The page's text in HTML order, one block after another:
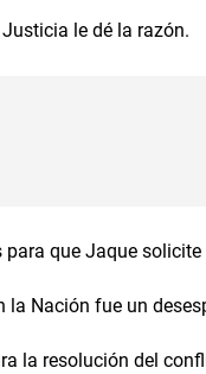
le dé la razón.
que Jaque solicite
Nación fue un
la resolución del